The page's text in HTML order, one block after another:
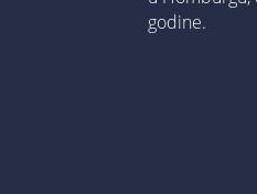
godine.